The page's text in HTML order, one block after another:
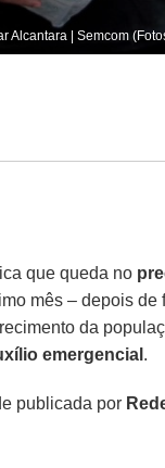
Alcantara | Semcom
que queda no
mês – depois de
da
emergencial .
publicada por